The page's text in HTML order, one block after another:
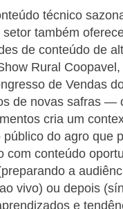
técnico
também
de conteúdo de
Rural
de Vendas
de novas safras —
cria um
público do agro que
com conteúdo
a
vivo) ou depois
e